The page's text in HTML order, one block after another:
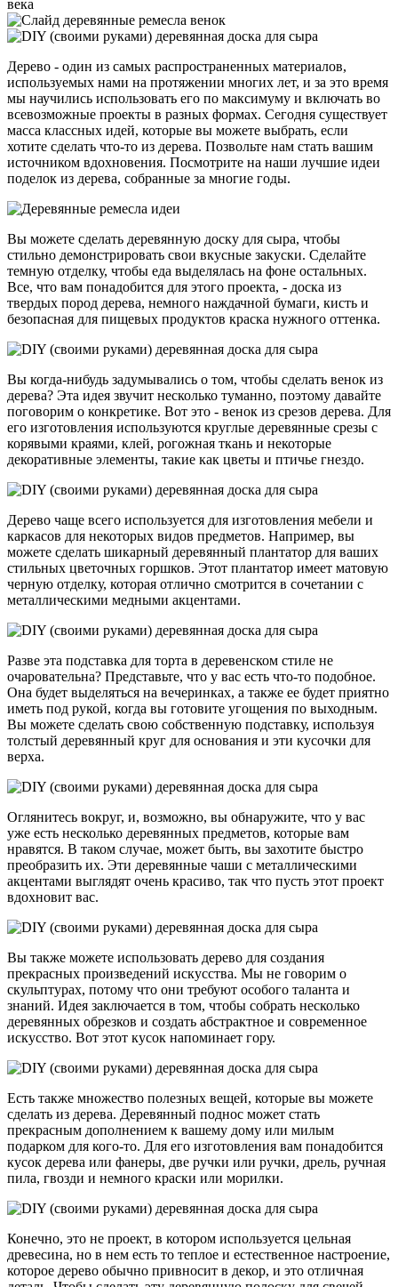
Дерево - один из самых распространенных материалов,
используемых нами на протяжении многих лет, и за это время
мы научились использовать его по максимуму и включать во
всевозможные проекты в разных формах. Сегодня существует
масса классных идей, которые вы можете выбрать, если
хотите сделать что-то из дерева. Позвольте нам стать вашим
источником вдохновения. Посмотрите на наши лучшие идеи
поделок из дерева, собранные за многие годы.
Вы можете сделать деревянную доску для сыра, чтобы
стильно демонстрировать свои вкусные закуски. Сделайте
темную отделку, чтобы еда выделялась на фоне остальных.
Все, что вам понадобится для этого проекта, - доска из
твердых пород дерева, немного наждачной бумаги, кисть и
безопасная для пищевых продуктов краска нужного оттенка.
Вы когда-нибудь задумывались о том, чтобы сделать венок из
дерева? Эта идея звучит несколько туманно, поэтому давайте
поговорим о конкретике. Вот это - венок из срезов дерева. Для
его изготовления используются круглые деревянные срезы с
корявыми краями, клей, рогожная ткань и некоторые
декоративные элементы, такие как цветы и птичье гнездо.
Дерево чаще всего используется для изготовления мебели и
каркасов для некоторых видов предметов. Например, вы
можете сделать шикарный деревянный плантатор для ваших
стильных цветочных горшков. Этот плантатор имеет матовую
черную отделку, которая отлично смотрится в сочетании с
металлическими медными акцентами.
Разве эта подставка для торта в деревенском стиле не
очаровательна? Представьте, что у вас есть что-то подобное.
Она будет выделяться на вечеринках, а также ее будет приятно
иметь под рукой, когда вы готовите угощения по выходным.
Вы можете сделать свою собственную подставку, используя
толстый деревянный круг для основания и эти кусочки для
верха.
Оглянитесь вокруг, и, возможно, вы обнаружите, что у вас
уже есть несколько деревянных предметов, которые вам
нравятся. В таком случае, может быть, вы захотите быстро
преобразить их. Эти деревянные чаши с металлическими
акцентами выглядят очень красиво, так что пусть этот проект
вдохновит вас.
Вы также можете использовать дерево для создания
прекрасных произведений искусства. Мы не говорим о
скульптурах, потому что они требуют особого таланта и
знаний. Идея заключается в том, чтобы собрать несколько
деревянных обрезков и создать абстрактное и современное
искусство. Вот этот кусок напоминает гору.
Есть также множество полезных вещей, которые вы можете
сделать из дерева. Деревянный поднос может стать
прекрасным дополнением к вашему дому или милым
подарком для кого-то. Для его изготовления вам понадобится
кусок дерева или фанеры, две ручки или ручки, дрель, ручная
пила, гвозди и немного краски или морилки.
Конечно, это не проект, в котором используется цельная
древесина, но в нем есть то теплое и естественное настроение,
которое дерево обычно привносит в декор, и это отличная